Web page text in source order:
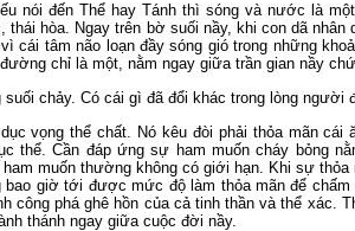
nói đến Thể hay Tánh thì sóng và nước là
hòa. Ngay trên bờ suối nầy, khi con dã
cái tâm não loạn đầy sóng gió trong những
chỉ là một, nằm ngay giữa trần gian nầy
chảy. Có cái gì đã đổi khác trong lòng người
vọng thể chất. Nó kêu đòi phải thỏa mãn
thể. Cần đáp ứng sự ham muốn cháy bỏng
muốn thường không có giới hạn. Khi sự
giờ tới được mức độ làm thỏa mãn để
công phá ghê hồn của cả tinh thần và thể xác.
thánh ngay giữa cuộc đời nầy.